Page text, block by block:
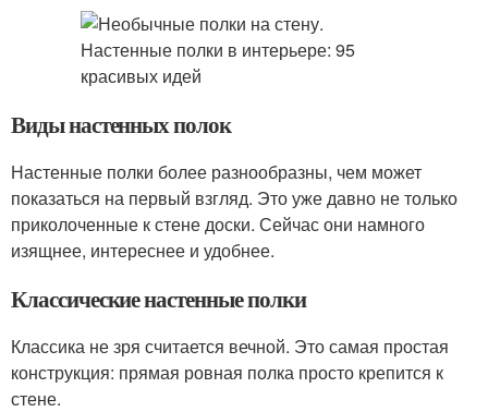
Виды настенных полок
Настенные полки более разнообразны, чем может
показаться на первый взгляд. Это уже давно не только
приколоченные к стене доски. Сейчас они намного
изящнее, интереснее и удобнее.
Классические настенные полки
Классика не зря считается вечной. Это самая простая
конструкция: прямая ровная полка просто крепится к
стене.